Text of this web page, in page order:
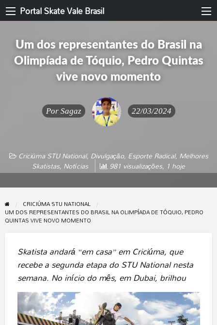
Portal Skate Vale Brasil
Um dos representantes do Brasil na
Olimpíada de Tóquio, Pedro Quintas
vive novo momento
Por Sagaz 22/03/2024
Criciúma STU National, Divulgação, Esporte Radical, Melhores
Skatistas, Notícias 981 visualizações, 1 hoje
CRICIÚMA STU NATIONAL
UM DOS REPRESENTANTES DO BRASIL NA OLIMPÍADA DE TÓQUIO, PEDRO
QUINTAS VIVE NOVO MOMENTO
Skatista andará “em casa” em Criciúma, que
recebe a segunda etapa do STU National nesta
semana. No início do mês, em Dubai, brilhou